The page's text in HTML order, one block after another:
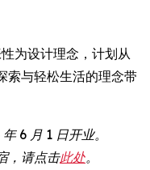
为设计理念，计划从
索与轻松生活的理念带
6 月 1 日开业。
，请点击此处。